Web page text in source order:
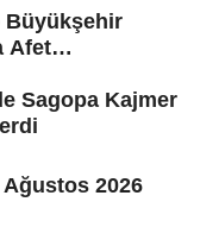
Büyükşehir
Afet
Sagopa Kajmer
Ağustos 2026